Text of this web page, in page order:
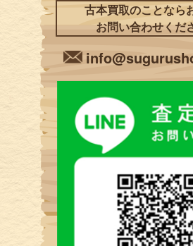
古本買取のことなら
お問い合わせくだ